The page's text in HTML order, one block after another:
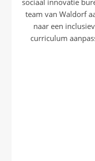
team van Waldorf
naar een
curriculum